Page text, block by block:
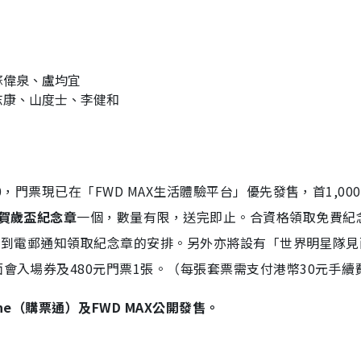
泉、盧均宜
、山度士、李健和
門票現已在「FWD MAX生活體驗平台」優先發售，首
歲盃紀念章一個，數量有限，送完即止。合資格領取免費紀
電郵通知領取紀念章的安排。另外亦將設有「世界明星隊
入場券及480元門票1張。（每張套票需支付港幣30元手續
購票通）及FWD MAX公開發售。